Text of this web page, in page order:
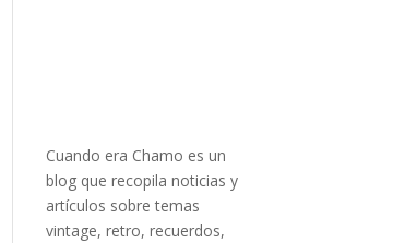
Cuando era Chamo es un
blog que recopila noticias y
artículos sobre temas
vintage, retro, recuerdos,